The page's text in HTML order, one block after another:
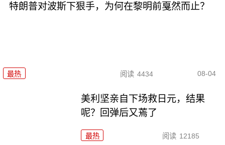
特朗普对波斯下狠手，为何在黎明前戛然而止？
最热 阅读 4434 08-04
美利坚亲自下场救日元，结果
呢？回弹后又蔫了
最热 阅读 12185